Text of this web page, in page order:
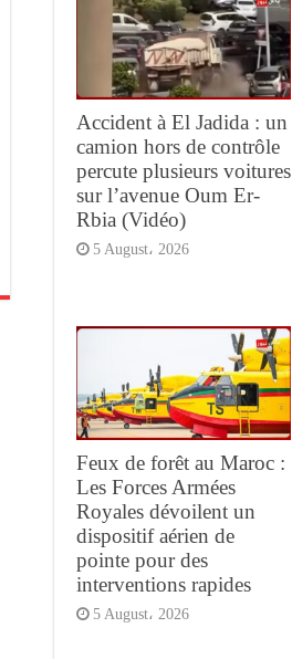
Accident à El Jadida : un
camion hors de contrôle
percute plusieurs voitures
sur l’avenue Oum Er-
Rbia (Vidéo)
5 August، 2026
Feux de forêt au Maroc :
Les Forces Armées
Royales dévoilent un
dispositif aérien de
pointe pour des
interventions rapides
5 August، 2026